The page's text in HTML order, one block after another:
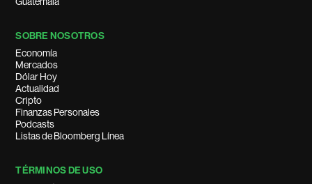
SOBRE NOSOTROS
Economía
Mercados
Dólar Hoy
Actualidad
Cripto
Finanzas Personales
Podcasts
Listas de Bloomberg Línea
TÉRMINOS DE USO